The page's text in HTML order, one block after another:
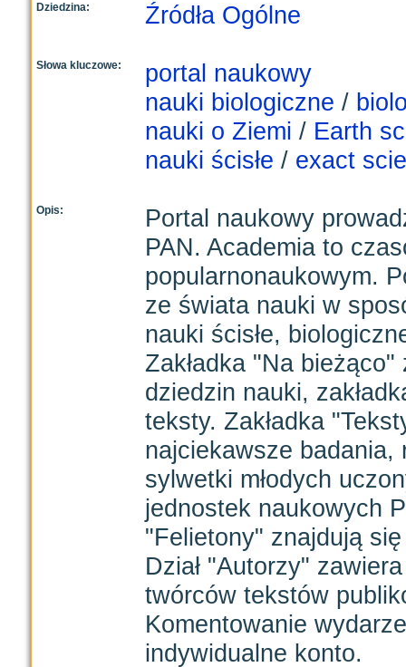
Dziedzina: Źródła Ogólne
Słowa kluczowe:
portal naukowy
nauki biologiczne /
nauki o Ziemi / Earth
nauki ścisłe / exact
Opis:
Portal naukowy
PAN. Academia to
popularnonaukowym.
ze świata nauki w
nauki ścisłe,
Zakładka "Na
dziedzin nauki,
teksty. Zakładka
najciekawsze badania,
sylwetki młodych
jednostek naukowych
"Felietony" znajdują
Dział "Autorzy"
twórców tekstów
Komentowanie
indywidualne konto.